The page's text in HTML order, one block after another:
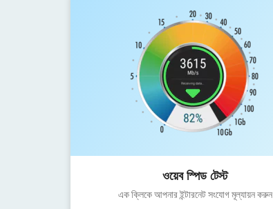
ওয়েব স্পিড টেস্ট
এক ক্লিকে আপনার ইন্টারনেট সংযোগ মূল্যায়ন করুন